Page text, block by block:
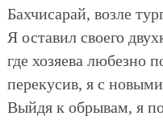
Бахчисарай, возле
Я оставил своего
где хозяева любезно
перекусив, я с
Выйдя к обрывам, я